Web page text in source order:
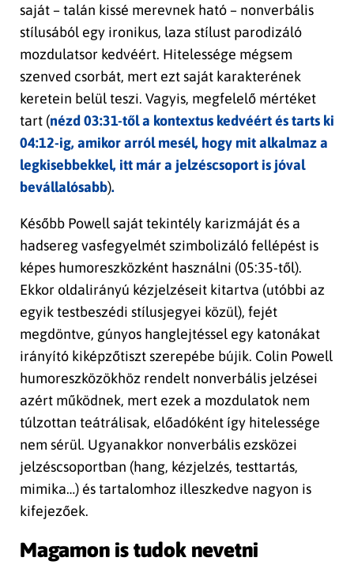
saját – talán kissé merevnek ható – nonverbális
stílusából egy ironikus, laza stílust parodizáló
mozdulatsor kedvéért. Hitelessége mégsem
szenved csorbát, mert ezt saját karakterének
keretein belül teszi. Vagyis, megfelelő mértéket
tart (nézd 03:31-től a kontextus kedvéért és tarts ki
04:12-ig, amikor arról mesél, hogy mit alkalmaz a
legkisebbekkel, itt már a jelzéscsoport is jóval
bevállalósabb).
Később Powell saját tekintély karizmáját és a
hadsereg vasfegyelmét szimbolizáló fellépést is
képes humoreszközként használni (05:35-től).
Ekkor oldalirányú kézjelzéseit kitartva (utóbbi az
egyik testbeszédi stílusjegyei közül), fejét
megdöntve, gúnyos hanglejtéssel egy katonákat
irányító kiképzőtiszt szerepébe bújik. Colin Powell
humoreszközökhöz rendelt nonverbális jelzései
azért működnek, mert ezek a mozdulatok nem
túlzottan teátrálisak, előadóként így hitelessége
nem sérül. Ugyanakkor nonverbális ezsközei
jelzéscsoportban (hang, kézjelzés, testtartás,
mimika…) és tartalomhoz illeszkedve nagyon is
kifejezőek.
Magamon is tudok nevetni